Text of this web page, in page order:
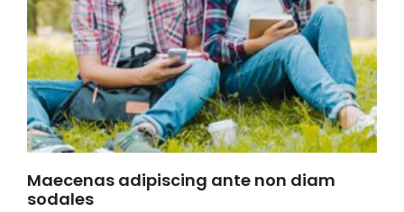
Maecenas adipiscing ante non diam
sodales